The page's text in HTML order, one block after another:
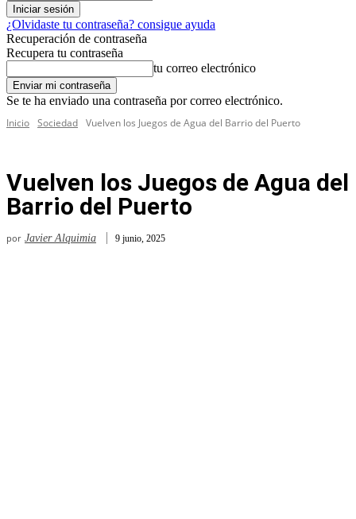
¿Olvidaste tu contraseña? consigue ayuda
Recuperación de contraseña
Recupera tu contraseña
tu correo electrónico
Se te ha enviado una contraseña por correo electrónico.
Inicio Sociedad Vuelven los Juegos de Agua del Barrio del Puerto
Vuelven los Juegos de Agua del
Barrio del Puerto
por Javier Alquimia 9 junio, 2025